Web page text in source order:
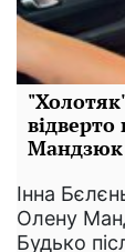
Мандзюк
Інна
Олену
Будько